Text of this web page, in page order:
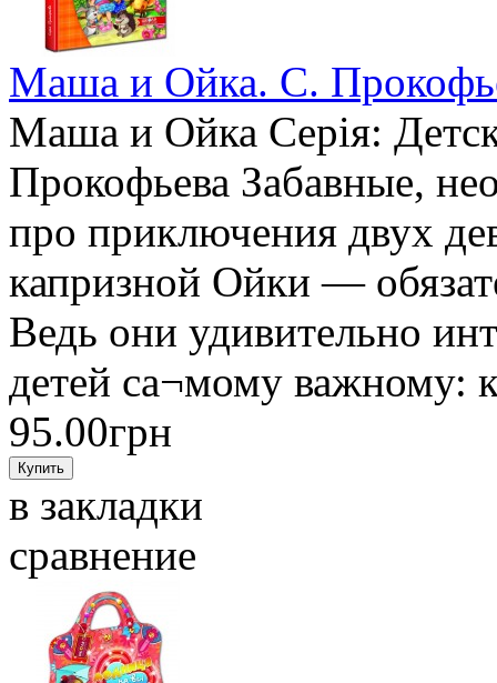
Маша и Ойка. С.
Маша и Ойка Серія:
Прокофьева Забавные,
про приключения двух
капризной Ойки —
Ведь они удивительно
детей са¬мому важному:
95.00грн
в закладки
сравнение